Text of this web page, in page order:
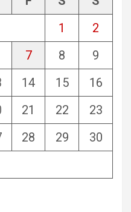
1
2
7 8
9
14 15
16
21 22
23
28 29
30